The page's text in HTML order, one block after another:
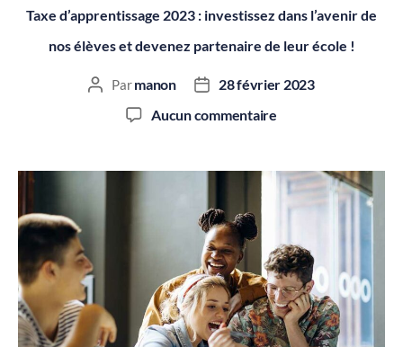
Taxe d’apprentissage 2023 : investissez dans l’avenir de
nos élèves et devenez partenaire de leur école !
Parmanon
28 février 2023
Aucun commentaire